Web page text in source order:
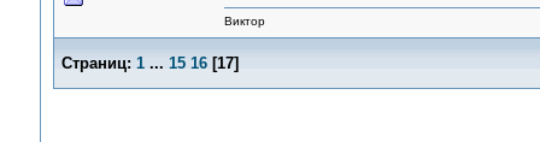
Виктор
Страниц: 1 ... 15 16[17]